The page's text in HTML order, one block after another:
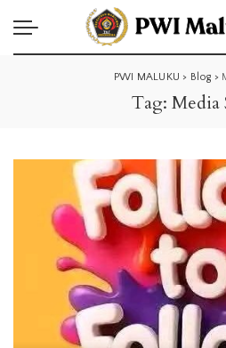
PWI MALUKU > Blog >
Tag: Media